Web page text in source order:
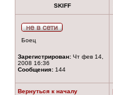
SKIFF
Боец
Зарегистрирован: Чт фев 14,
2008 16:36
Сообщения: 144
Вернуться к началу